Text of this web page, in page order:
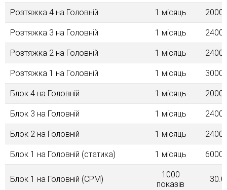
Розтяжка 4 на Головній 1 місяць
Розтяжка 3 на Головній 1 місяць
Розтяжка 2 на Головній 1 місяць
Розтяжка 1 на Головній 1 місяць
Блок 4 на Головнiй 1 місяць
Блок 3 на Головнiй 1 місяць
Блок 2 на Головнiй 1 місяць
Блок 1 на Головнiй (статика) 1 місяць
Блок 1 на Головній (CPM)
1000
показів